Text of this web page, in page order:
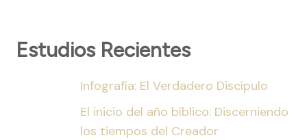
Estudios Recientes
Infografía: El Verdadero Discípulo
El inicio del año bíblico: Discerniendo
los tiempos del Creador